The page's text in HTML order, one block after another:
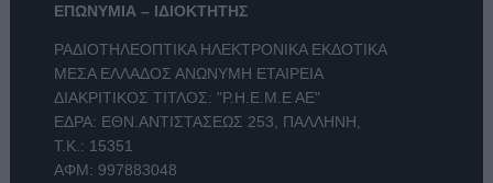
ΕΠΩΝΥΜΙΑ – ΙΔΙΟΚΤΗΤΗΣ
ΡΑΔΙΟΤΗΛΕΟΠΤΙΚΑ ΗΛΕΚΤΡΟΝΙΚΑ ΕΚΔΟΤΙΚΑ
ΜΕΣΑ ΕΛΛΑΔΟΣ ΑΝΩΝΥΜΗ ΕΤΑΙΡΕΙΑ
ΔΙΑΚΡΙΤΙΚΟΣ ΤΙΤΛΟΣ: "Ρ.Η.Ε.Μ.Ε ΑΕ"
ΕΔΡΑ: ΕΘΝ.ΑΝΤΙΣΤΑΣΕΩΣ 253, ΠΑΛΛΗΝΗ,
Τ.Κ.: 15351
ΑΦΜ: 997883048